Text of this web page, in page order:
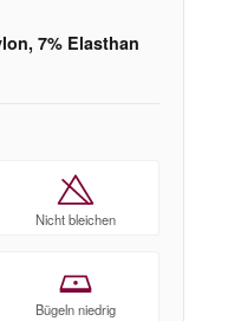
7% Elasthan
Nicht bleichen
Bügeln niedrig